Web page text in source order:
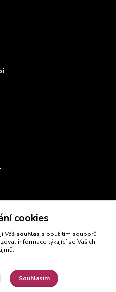
cookies
Váš souhlas s použitím souborů
informace týkající se Vašich
Souhlasím